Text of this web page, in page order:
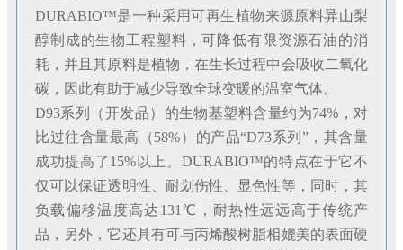
DURABIO™是一种采用可再生植物来源原料异山梨
醇制成的生物工程塑料，可降低有限资源石油的消
耗，并且其原料是植物，在生长过程中会吸收二氧化
碳，因此有助于减少导致全球变暖的温室气体。
D93系列（开发品）的生物基塑料含量约为74%，对
比过往含量最高（58%）的产品“D73系列”，其含量
成功提高了15%以上。DURABIO™的特点在于它不
仅可以保证透明性、耐划伤性、显色性等，同时，其
负载偏移温度高达131℃，耐热性远远高于传统产
品，另外，它还具有可与丙烯酸树脂相媲美的表面硬